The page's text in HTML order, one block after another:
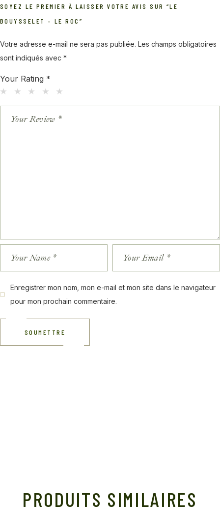
SOYEZ LE PREMIER À LAISSER VOTRE AVIS SUR “LE
BOUYSSELET – LE ROC”
Votre adresse e-mail ne sera pas publiée. Les champs obligatoires
sont indiqués avec *
Your Rating *
Enregistrer mon nom, mon e-mail et mon site dans le navigateur
pour mon prochain commentaire.
SOUMETTRE
PRODUITS SIMILAIRES